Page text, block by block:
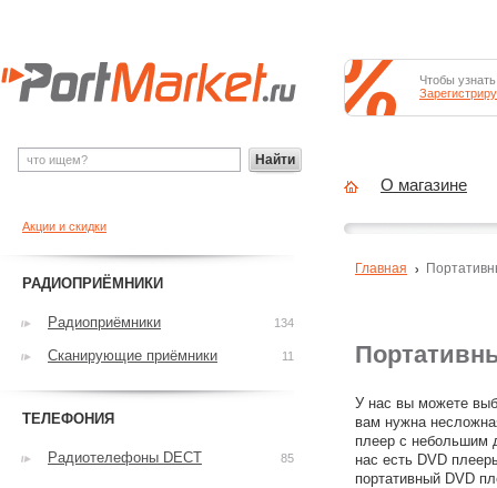
У нас вы можете
вам нужна
плеер с небольшим
нас есть DVD
портативный DVD
Главная
Акции и скидки
РАДИОПРИЁМНИКИ
Радиоприёмники 134
Сканирующие приёмники 11
ТЕЛЕФОНИЯ
Радиотелефоны DECT 85
Найти
Чтобы
О магазине